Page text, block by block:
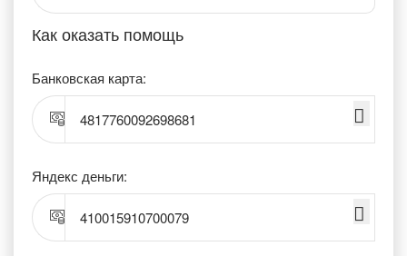
Как оказать помощь
Банковская карта:
4817760092698681
Яндекс деньги:
410015910700079